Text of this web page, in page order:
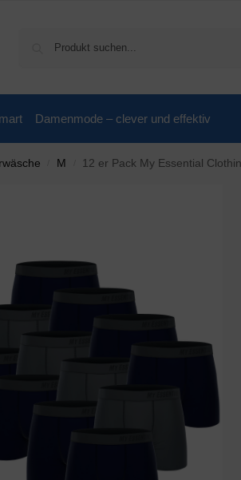
Damenmode – clever und effektiv
M 12 er Pack My Essential